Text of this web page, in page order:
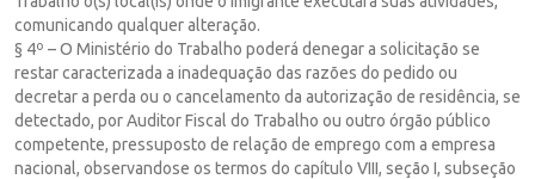
comunicando qualquer alteração.
§ 4º – O Ministério do Trabalho poderá denegar a solicitação se
restar caracterizada a inadequação das razões do pedido ou
decretar a perda ou o cancelamento da autorização de residência, se
detectado, por Auditor Fiscal do Trabalho ou outro órgão público
competente, pressuposto de relação de emprego com a empresa
nacional, observandose os termos do capítulo VIII, seção I, subseção